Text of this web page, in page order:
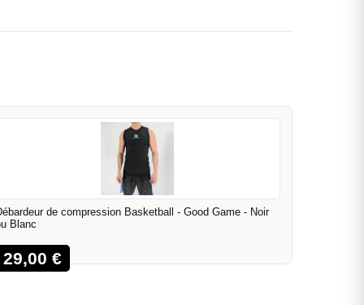
de compression Basketball - Good Game - Noir
Blanc
29,00€